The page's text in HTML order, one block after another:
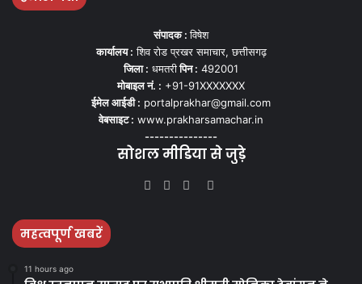
संपादक :विषेश
कार्यालय : शिव रोड प्रखर समाचार, छत्तीसगढ़
जिला : धमतरीपिन : 492001
मोबाइल नं. : +91-91XXXXXXX
ईमेल आईडी : portalprakhar@gmail.com
वेबसाइट : www.prakharsamachar.in
---------------
सोशल मीडिया से जुड़े
Facebook
TwitterYouTube
महत्वपूर्ण खबरें
11 hours ago